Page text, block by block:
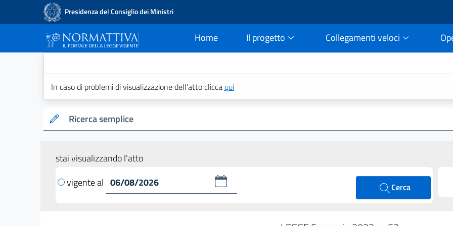
Presidenza del Consiglio dei Ministri
Home
current Il progetto Collegamenti veloci
In caso di problemi di visualizzazione dell’atto cliccaqui
Ricerca semplice
stai visualizzando l'atto
vigente al
Cerca